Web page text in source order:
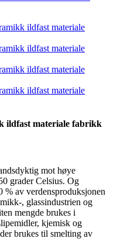
ildfast materiale fabrikk
mot høye
grader Celsius. Og
% av verdensproduksjonen
, glassindustrien og
mengde brukes i
kjemisk og
brukes til smelting av